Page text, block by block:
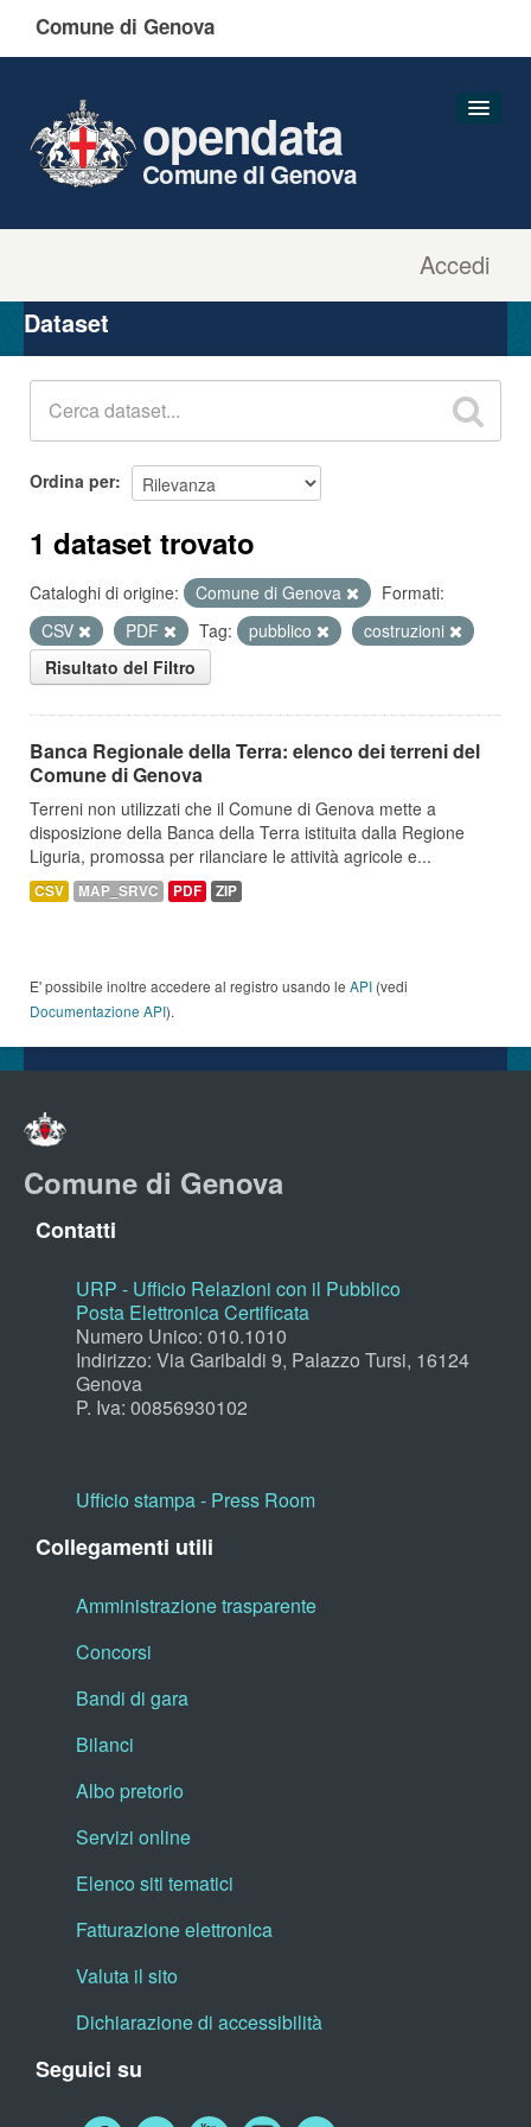
Comune di Genova
Accedi
opendata
Comune di Genova
Organizzazioni
Gruppi
Dataset
Ordina per
1 dataset trovato
Cataloghi di origine: Comune di Genova
Formati:
CSV
PDF Tag: pubblico
costruzioni
Risultato del Filtro
Banca Regionale della Terra: elenco dei terreni del
Comune di Genova
Terreni non utilizzati che il Comune di Genova mette a
disposizione della Banca della Terra istituita dalla Regione
Liguria, promossa per rilanciare le attività agricole e...
CSV MAP_SRVC PDF ZIP
E' possibile inoltre accedere al registro usando le API (vedi
Documentazione API).
Comune di Genova
Contatti
URP - Ufficio Relazioni con il Pubblico
Posta Elettronica Certificata
Numero Unico: 010.1010
Indirizzo: Via Garibaldi 9, Palazzo Tursi, 16124
Genova
P. Iva: 00856930102
Ufficio stampa - Press Room
Collegamenti utili
Amministrazione trasparente
Concorsi
Bandi di gara
Bilanci
Albo pretorio
Servizi online
Elenco siti tematici
Fatturazione elettronica
Valuta il sito
Dichiarazione di accessibilità
Seguici su